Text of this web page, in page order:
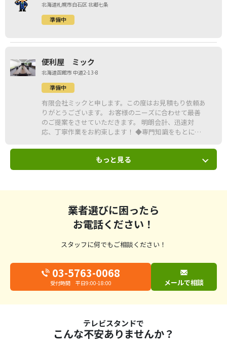
北海道札幌市白石区 北郷七条
準備中
便利屋 ミック
北海道函館市 中道2-13-8
準備中
有限会社ミックと申します。この度はお見積もり依頼あ
りがとうございます。 お客様のニーズに合わせて最善
のご提案をさせていただきます。 明朗会計、迅速対
応、丁寧作業をお約束します！ ◆専門知識をもとに適
示致します ◆法令順守し、適正処理に向けて取り組み
もっと見る
業者選びに困ったら
お電話ください！
スタッフに何でもご相談ください！
03-5763-0068
受付時間 平日9:00-18:00 メールで相談
テレビスタンドで
こんな不安ありませんか？